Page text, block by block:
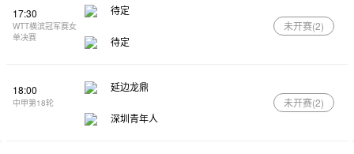
17:30
WTT横滨冠军赛女
单决赛
待定
待定
未开赛(2)
18:00
中甲第18轮
延边龙鼎
深圳青年人
未开赛(2)